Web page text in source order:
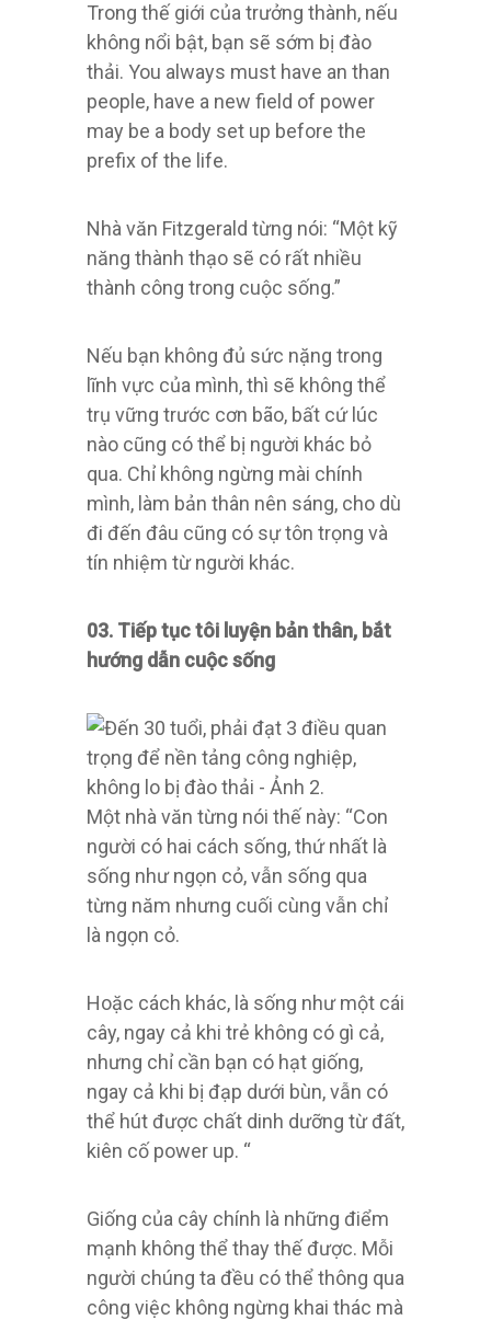
Trong thế giới của trưởng thành, nếu
không nổi bật, bạn sẽ sớm bị đào
thải. You always must have an than
people, have a new field of power
may be a body set up before the
prefix of the life.
Nhà văn Fitzgerald từng nói: “Một kỹ
năng thành thạo sẽ có rất nhiều
thành công trong cuộc sống.”
Nếu bạn không đủ sức nặng trong
lĩnh vực của mình, thì sẽ không thể
trụ vững trước cơn bão, bất cứ lúc
nào cũng có thể bị người khác bỏ
qua. Chỉ không ngừng mài chính
mình, làm bản thân nên sáng, cho dù
đi đến đâu cũng có sự tôn trọng và
tín nhiệm từ người khác.
03. Tiếp tục tôi luyện bản thân, bắt
hướng dẫn cuộc sống
Một nhà văn từng nói thế này: “Con
người có hai cách sống, thứ nhất là
sống như ngọn cỏ, vẫn sống qua
từng năm nhưng cuối cùng vẫn chỉ
là ngọn cỏ.
Hoặc cách khác, là sống như một cái
cây, ngay cả khi trẻ không có gì cả,
nhưng chỉ cần bạn có hạt giống,
ngay cả khi bị đạp dưới bùn, vẫn có
thể hút được chất dinh dưỡng từ đất,
kiên cố power up. “
Giống của cây chính là những điểm
mạnh không thể thay thế được. Mỗi
người chúng ta đều có thể thông qua
công việc không ngừng khai thác mà